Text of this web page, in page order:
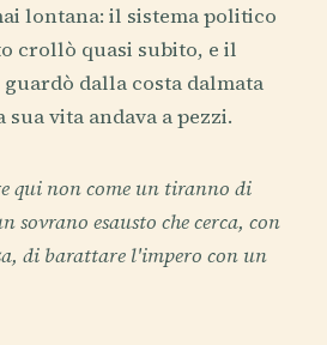
lontana: il sistema politico
crollò quasi subito, e il
dalla costa dalmata
vita andava a pezzi.
qui non come un tiranno di
sovrano esausto che cerca, con
di barattare l'impero con un